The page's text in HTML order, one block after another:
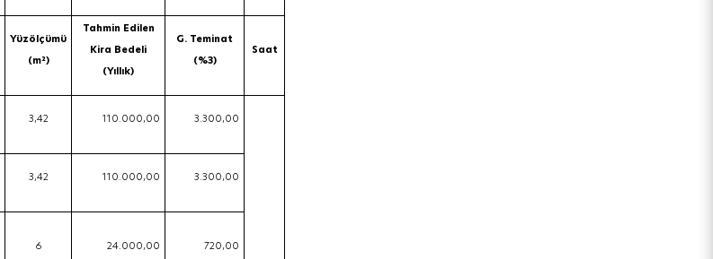
Yüzölçümü
(m²)
Tahmin Edilen
Kira Bedeli
(Yıllık)
G. Teminat
(%3)
Saat
3,42 110.000,00 3.300,00
3,42 110.000,00 3.300,00
6 24.000,00 720,00